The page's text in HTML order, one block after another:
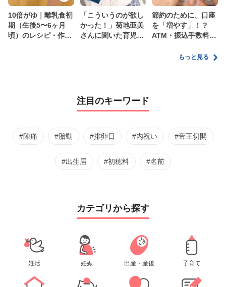
10倍がゆ｜離乳食初
期（生後5〜6ヶ月
頃）のレシピ・作り
「こういうのが欲し
かった！」菊地亜美
さんに聞いた育児
節約のために、口座
を「増やす」！？
ATM・振込手数料の
家計管理術もっと見る
注目のキーワード
#陣痛 #胎動 #排卵日 #内祝い #帝王切開
#出生届 #初穂料 #名前
カテゴリから探す
妊活 妊娠 出産・産後 子育て